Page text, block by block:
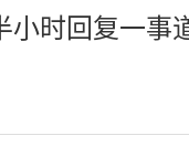
时回复一事